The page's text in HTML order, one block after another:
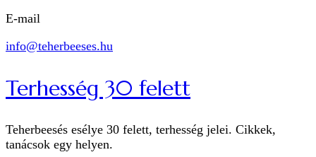
E-mail
info@teherbeeses.hu
Terhesség 30 felett
Teherbeesés esélye 30 felett, terhesség jelei. Cikkek,
tanácsok egy helyen.